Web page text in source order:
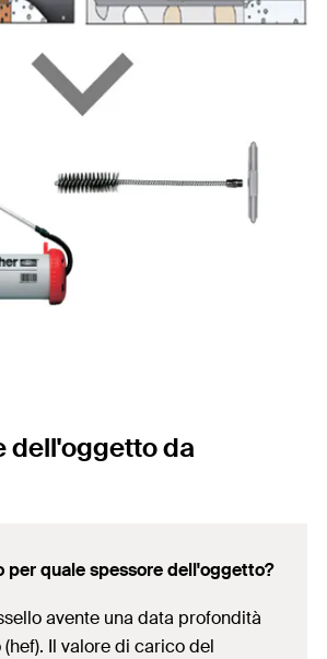
dell'oggetto da
per quale spessore dell'oggetto?
avente una data profondità
Il valore di carico del